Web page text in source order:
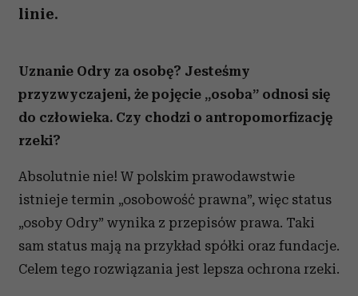
linie.
Uznanie Odry za osobę? Jesteśmy
przyzwyczajeni, że pojęcie „osoba” odnosi się
do człowieka. Czy chodzi o antropomorfizację
rzeki?
Absolutnie nie! W polskim prawodawstwie
istnieje termin „osobowość prawna”, więc status
„osoby Odry” wynika z przepisów prawa. Taki
sam status mają na przykład spółki oraz fundacje.
Celem tego rozwiązania jest lepsza ochrona rzeki.